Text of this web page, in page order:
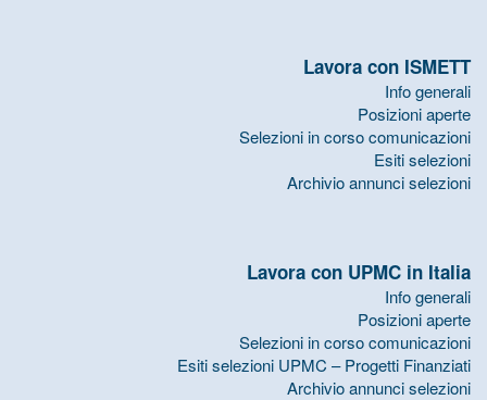
Lavora con ISMETT
Info generali
Posizioni aperte
Selezioni in corso comunicazioni
Esiti selezioni
Archivio annunci selezioni
Lavora con UPMC in Italia
Info generali
Posizioni aperte
Selezioni in corso comunicazioni
Esiti selezioni UPMC – Progetti Finanziati
Archivio annunci selezioni